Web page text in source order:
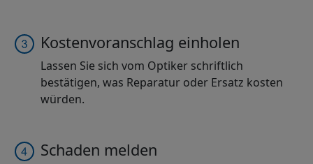
Kostenvoranschlag einholen
Lassen Sie sich vom Optiker schriftlich
bestätigen, was Reparatur oder Ersatz kosten
würden.
Schaden melden